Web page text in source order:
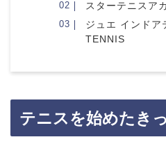
スターテニスア
ジュエ インド
TENNIS
テニスを始めたき